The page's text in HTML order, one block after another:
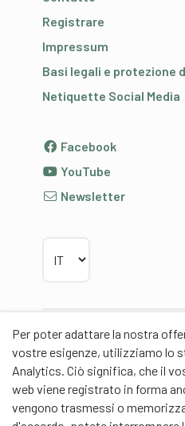
Per poter adattare la nostra
vostre esigenze, utilizziamo lo
Analytics. Ciò significa, che il
web viene registrato in forma
vengono trasmessi o
Registrare
Impressum
Basi legali e protezione
Netiquette Social Media
Facebook
YouTube
Newsletter
Partner